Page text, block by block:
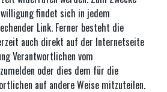
findet sich in jedem
Link. Ferner besteht die
auch direkt auf der Internetseite
Verantwortlichen vom
oder dies dem für die
auf andere Weise mitzuteilen.